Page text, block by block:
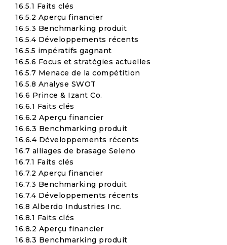
16.5.1 Faits clés
16.5.2 Aperçu financier
16.5.3 Benchmarking produit
16.5.4 Développements récents
16.5.5 impératifs gagnant
16.5.6 Focus et stratégies actuelles
16.5.7 Menace de la compétition
16.5.8 Analyse SWOT
16.6 Prince & Izant Co.
16.6.1 Faits clés
16.6.2 Aperçu financier
16.6.3 Benchmarking produit
16.6.4 Développements récents
16.7 alliages de brasage Seleno
16.7.1 Faits clés
16.7.2 Aperçu financier
16.7.3 Benchmarking produit
16.7.4 Développements récents
16.8 Alberdo Industries Inc.
16.8.1 Faits clés
16.8.2 Aperçu financier
16.8.3 Benchmarking produit